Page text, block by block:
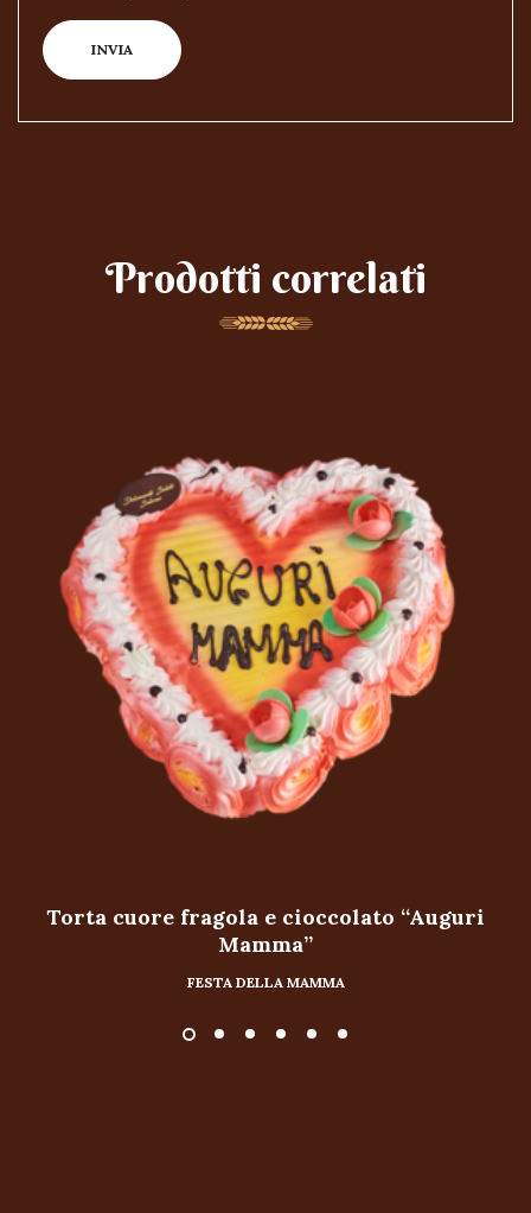
Prodotti correlati
Torta cuore fragola e cioccolato “Auguri
Mamma”
FESTA DELLA MAMMA